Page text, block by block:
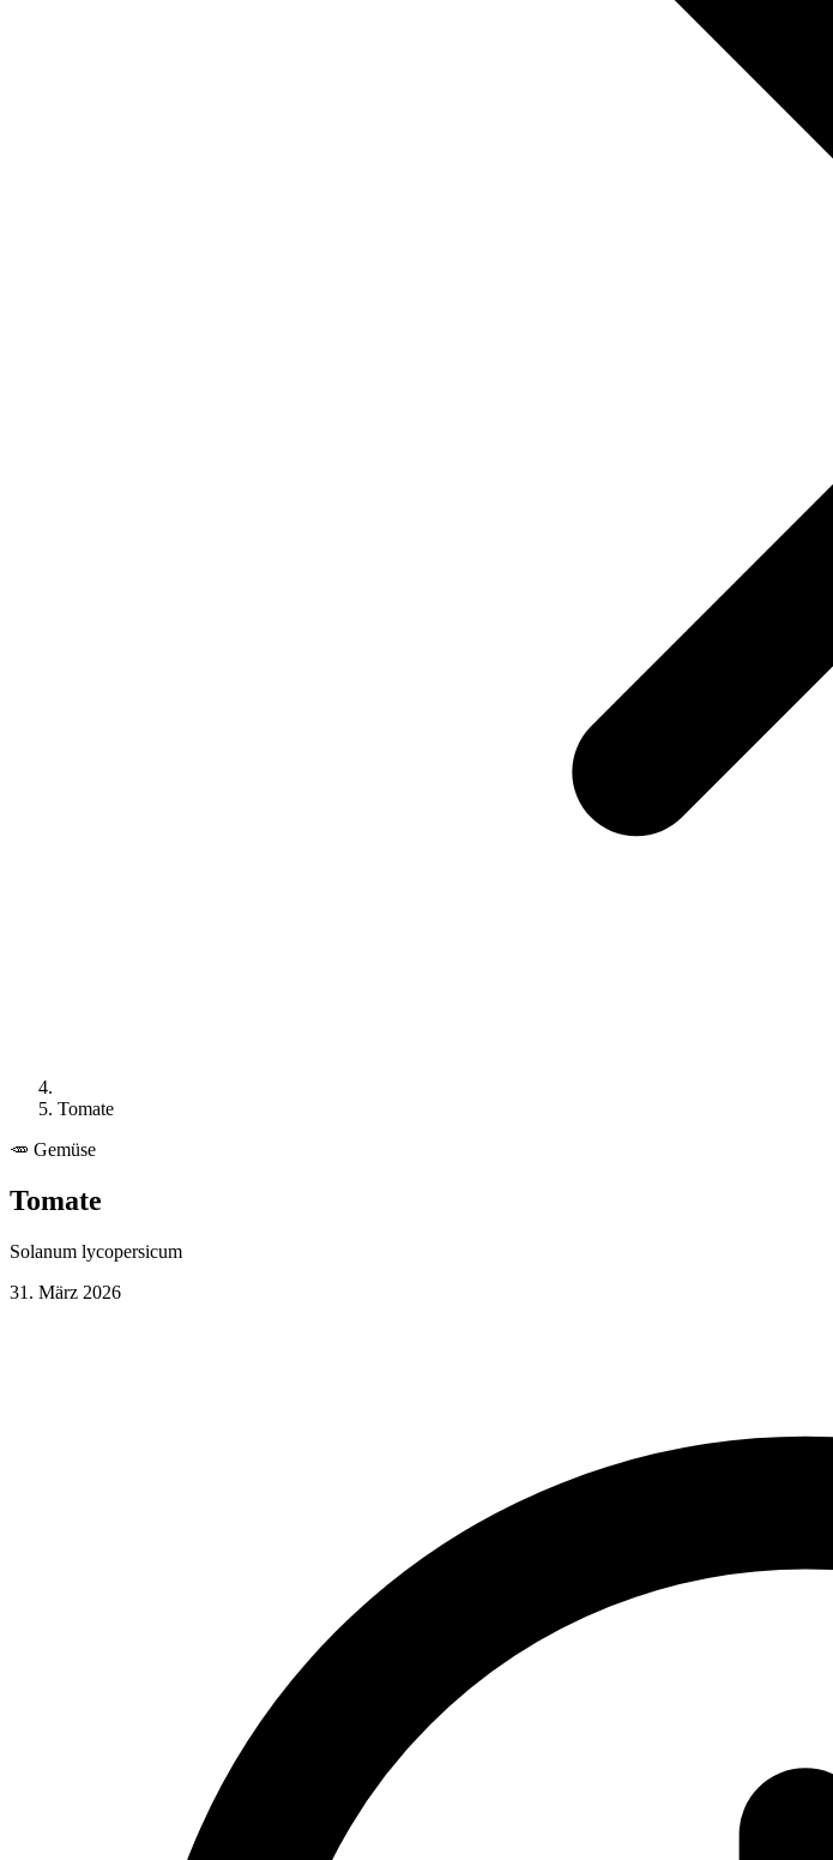
Tomate
🥕 Gemüse
Tomate
Solanum lycopersicum
31. März 2026